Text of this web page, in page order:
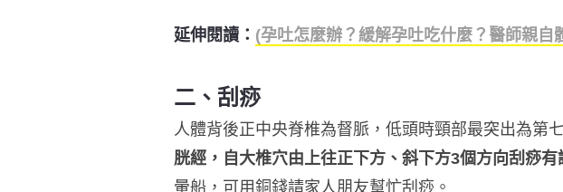
延伸閱讀： (孕吐怎麼辦？緩解孕吐吃什麼？醫師親自
二、刮痧
人體背後正中央脊椎為督脈，低頭時頸部最突出為第
胱經，自大椎穴由上往正下方、斜下方3個方向刮痧
暈船，可用銅錢請家人朋友幫忙刮痧。